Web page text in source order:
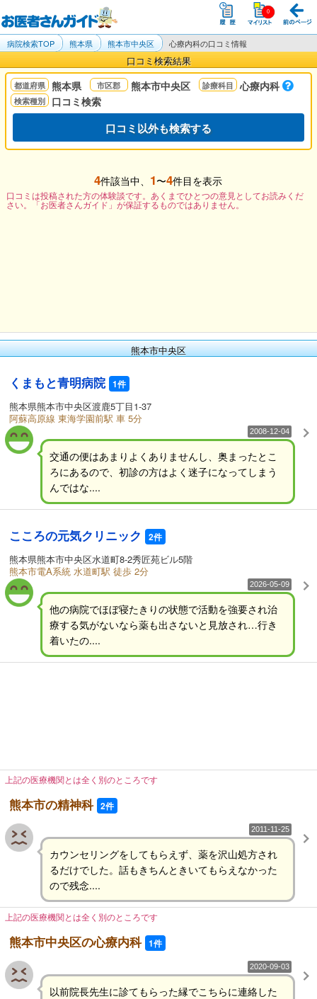
病院検索TOP 熊本県 熊本市中央区 心療内科の口コミ情報
口コミ検索結果
熊本県 熊本市中央区
心療内科
口コミ検索
口コミ以外も検索する
4件該当中、 1〜4件目を表示
口コミは投稿された方の体験談です。あくまでひとつの意見としてお読みくだ
さい。「お医者さんガイド」が保証するものではありません。
熊本市中央区
くまもと青明病院 1件
熊本県熊本市中央区渡鹿5丁目1-37
阿蘇高原線 東海学園前駅 車 5分
2008-12-04
交通の便はあまりよくありませんし、奥まったとこ
ろにあるので、初診の方はよく迷子になってしまう
んではな....
こころの元気クリニック 2件
熊本県熊本市中央区水道町8-2秀匠苑ビル5階
熊本市電A系統 水道町駅 徒歩 2分
2026-05-09
他の病院でほぼ寝たきりの状態で活動を強要され治
療する気がないなら薬も出さないと見放され…行き
着いたの....
上記の医療機関とは全く別のところです
熊本市の精神科 2件
2011-11-25
カウンセリングをしてもらえず、薬を沢山処方され
るだけでした。話もきちんときいてもらえなかった
ので残念....
上記の医療機関とは全く別のところです
熊本市中央区の心療内科 1件
2020-09-03
以前院長先生に診てもらった縁でこちらに連絡した